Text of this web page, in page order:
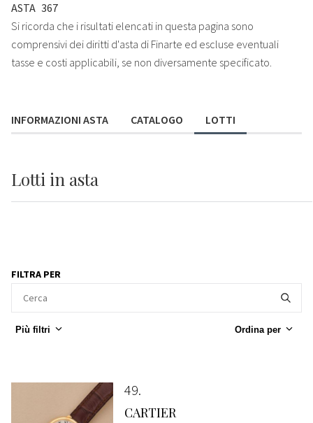
ASTA 367
Si ricorda che i risultati elencati in questa pagina sono
comprensivi dei diritti d'asta di Finarte ed escluse eventuali
tasse e costi applicabili, se non diversamente specificato.
INFORMAZIONI ASTA CATALOGO LOTTI
Lotti in asta
FILTRA PER
Più filtri Ordina per
49
CARTIER